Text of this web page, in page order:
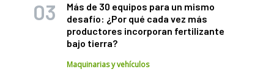
Más de 30 equipos para un mismo
desafío: ¿Por qué cada vez más
productores incorporan fertilizante
bajo tierra?
Maquinarias y vehículos